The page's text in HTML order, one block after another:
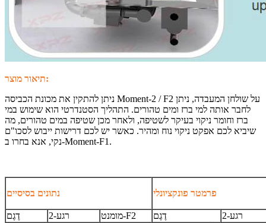
תיאור מוצר:
ניתן להתקין את מכונת הכביסה Moment-2 / F2 על שולחן המעבדה, ניתן
לחבר אותה למי ברז ומים טהורים. התהליך הסטנדרטי הוא שימוש במי
ברז וחומר ניקוי בעיקר לשטיפה, ולאחר מכן שטיפה במים טהורים, מה
שיביא לכם אפקט ניקוי נוח ומהיר. כאשר יש לכם דרישות ייבוש לסכו"ם
נקי, אנא בחרו ב-Moment-F1.
נתונים בסיסיים פרמטר פונקציונלי
דֶגֶם רגע-2 מומנט-F2 דֶגֶם
רגע-2